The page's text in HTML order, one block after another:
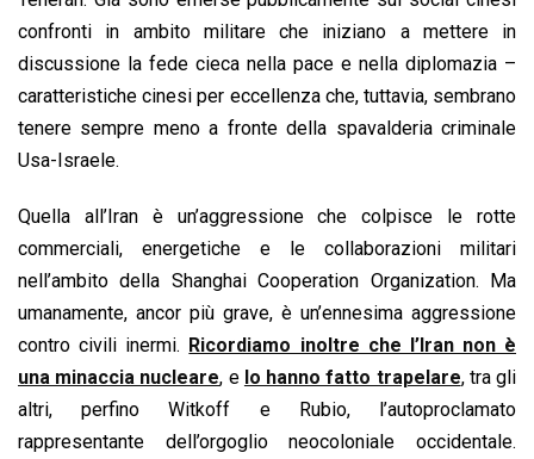
confronti in ambito militare che iniziano a mettere in
discussione la fede cieca nella pace e nella diplomazia –
caratteristiche cinesi per eccellenza che, tuttavia, sembrano
tenere sempre meno a fronte della spavalderia criminale
Usa-Israele.
Quella all’Iran è un’aggressione che colpisce le rotte
commerciali, energetiche e le collaborazioni militari
nell’ambito della Shanghai Cooperation Organization. Ma
umanamente, ancor più grave, è un’ennesima aggressione
contro civili inermi. Ricordiamo inoltre che l’Iran non è
una minaccia nucleare, e lo hanno fatto trapelare, tra gli
altri, perfino Witkoff e Rubio, l’autoproclamato
rappresentante dell’orgoglio neocoloniale occidentale.